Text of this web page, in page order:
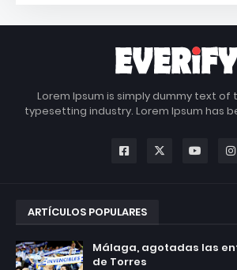
Lorem Ipsum is simply dummy text of
typesetting industry. Lorem Ipsum has
ARTÍCULOS POPULARES
Málaga, agotadas las
de Torres